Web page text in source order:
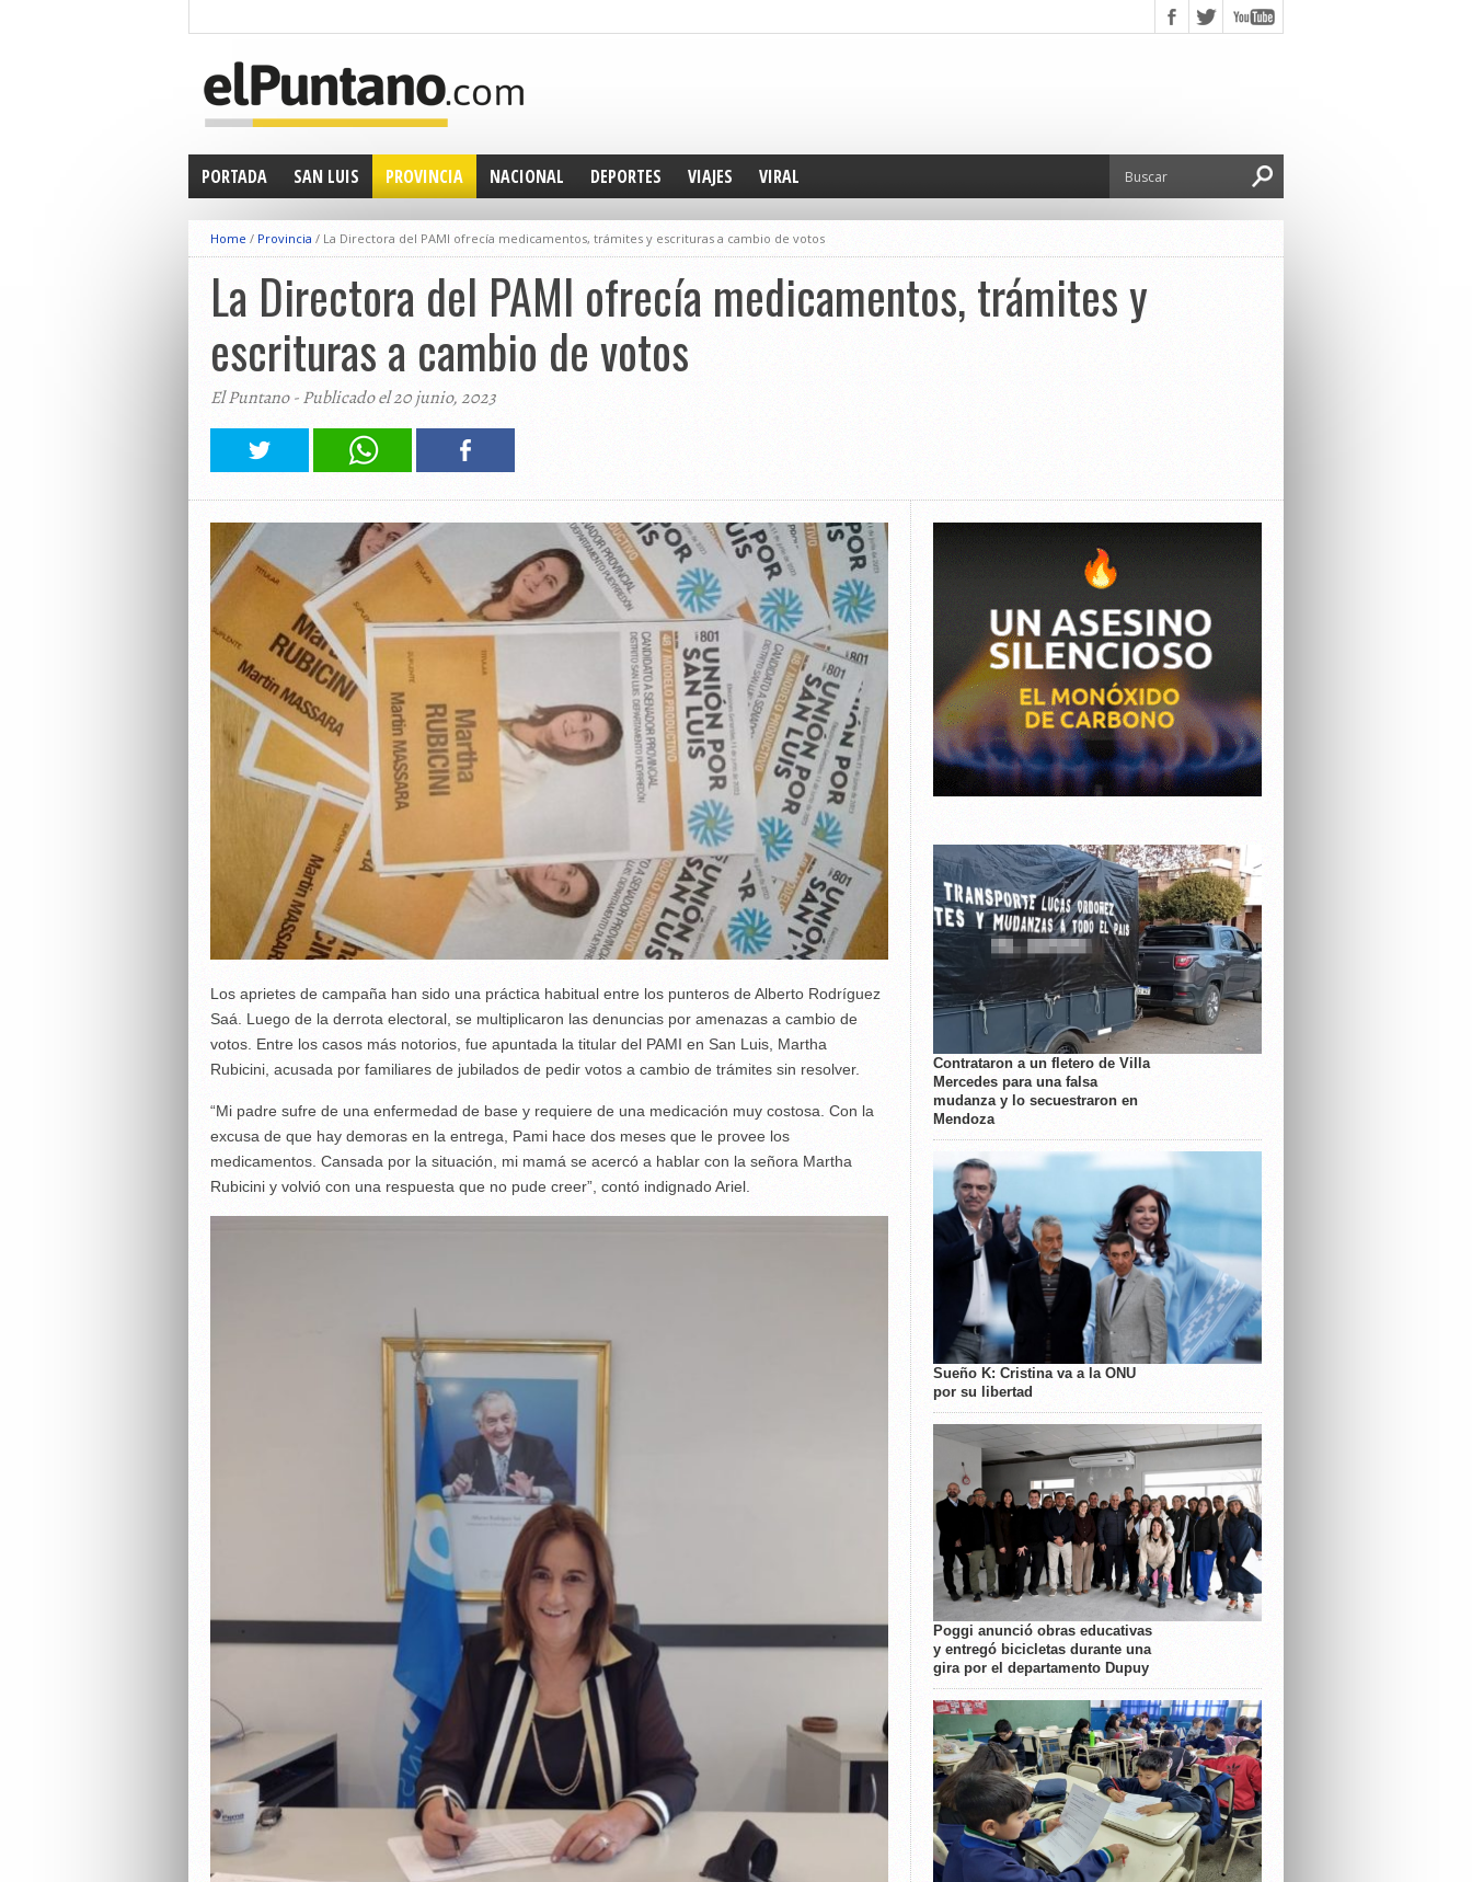
PORTADA SAN LUIS PROVINCIA NACIONAL DEPORTES VIAJES VIRAL
Home / Provincia / La Directora del PAMI ofrecía medicamentos, trámites y escrituras a cambio de votos
La Directora del PAMI ofrecía medicamentos, trámites y
escrituras a cambio de votos
El Puntano - Publicado el 20 junio, 2023
Los aprietes de campaña han sido una práctica habitual entre los punteros de Alberto Rodríguez
Saá. Luego de la derrota electoral, se multiplicaron las denuncias por amenazas a cambio de
votos. Entre los casos más notorios, fue apuntada la titular del PAMI en San Luis, Martha
Rubicini, acusada por familiares de jubilados de pedir votos a cambio de trámites sin resolver.
“Mi padre sufre de una enfermedad de base y requiere de una medicación muy costosa. Con la
excusa de que hay demoras en la entrega, Pami hace dos meses que le provee los
medicamentos. Cansada por la situación, mi mamá se acercó a hablar con la señora Martha
Rubicini y volvió con una respuesta que no pude creer”, contó indignado Ariel.
Contrataron a un fletero de Villa
Mercedes para una falsa
mudanza y lo secuestraron en
Mendoza
Sueño K: Cristina va a la ONU
por su libertad
Poggi anunció obras educativas
y entregó bicicletas durante una
gira por el departamento Dupuy